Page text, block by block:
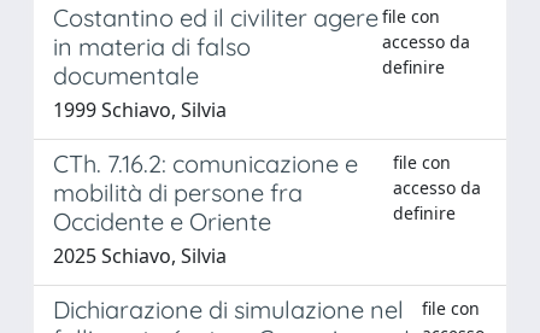
Costantino ed il civiliter agere
in materia di falso
documentale
file con
accesso da
definire
1999 Schiavo, Silvia
CTh. 7.16.2: comunicazione e
mobilità di persone fra
Occidente e Oriente
file con
accesso da
definire
2025 Schiavo, Silvia
Dichiarazione di simulazione nel
file con